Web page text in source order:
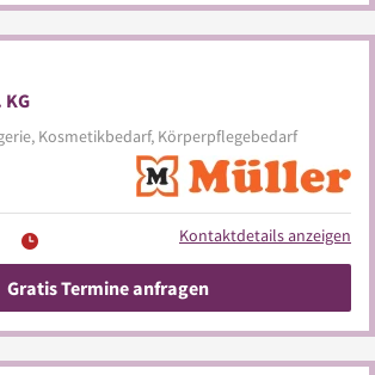
Kosmetikbedarf, Körperpflegebedarf
Kontaktdetails anzeigen
Gratis Termine anfragen